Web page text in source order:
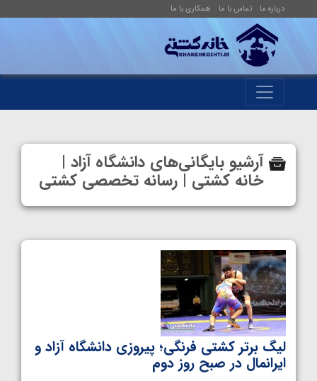
درباره ما تماس با ما همکاری با ما
آرشیو بایگانی‌های دانشگاه آزاد |
خانه کشتی | رسانه تخصصی کشتی
لیگ برتر کشتی فرنگی؛ پیروزی دانشگاه آزاد و
ایرانمال در صبح روز دوم